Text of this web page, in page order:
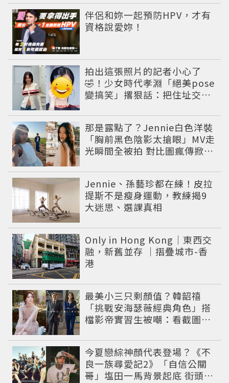
伴侶和妳一起預防HPV，才有
資格說愛妳！
PR
拍出這張照片的記者小心了
🤣！少女時代孝淵「絕美pose
變搞笑」撂狠話：把住址交出
那是露點了？Jennie白色洋裝
「胸前黑色陰影太搶眼」MV走
光瞬間全被拍 對比圖瘋傳掀論
Jennie、孫藝珍都在練！皮拉
提斯不是瘦身運動，教練揭9
大迷思、選課真相
Only in Hong Kong｜東西交
融，新舊並存 ｜摺疊城市-香
港
最美小三只剩顏值？韓韶禧
「挑戰安海瑟薇經典角色」搭
檔影帝實習生被嘲：看截圖就
今夏戀綜神顏代表登場？《不
良一族尋愛記2》「自信公關
哥」塩田一馬背景起底 街頭辣